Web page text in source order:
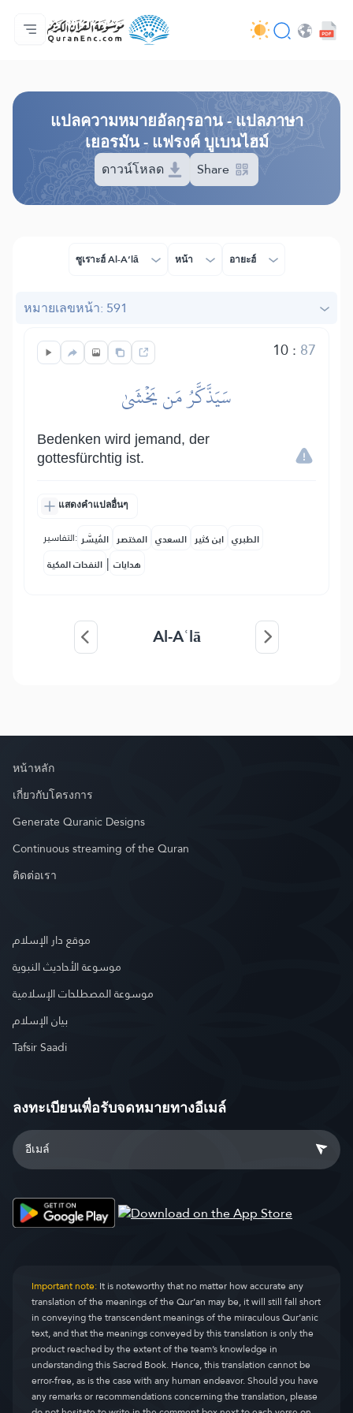
หน้าหลัก
สารบัญ​คำแปล
Audio
บริการสำหรับนักพัฒนา - API
เกี่ยวกับโครงการ
ติดต่อเรา
ภาษา
แปล​ความหมาย​อัลกุรอาน​ - แปลภาษา
เยอรมัน - แฟรงค์ บูเบนไฮม์
ดาวน์โหลด Share
ซูเราะฮ์ Al-A‘lā หน้า อายะฮ์
หมายเลขหน้า: 591
10: 87
سَيَذَّكَّرُ مَن يَخۡشَىٰ
Bedenken wird jemand, der
gottesfürchtig ist.
แสดงคำแปลอื่นๆ
التفاسير: المُيسَّر المختصر السعدي ابن كثير الطبري
النفحات المكية | هدايات
Al-Aʿlā
หน้าหลัก
เกี่ยวกับโครงการ
Generate Quranic Designs
Continuous streaming of the Quran
ติดต่อเรา
موقع دار الإسلام
موسوعة الأحاديث النبوية
موسوعة المصطلحات الإسلامية
بيان الإسلام
Tafsir Saadi
ลงทะเบียนเพื่อรับจดหมายทางอีเมล์
Important note:It is noteworthy that no matter how accurate any
translation of the meanings of the Qur’an may be, it will still fall short
in conveying the transcendent meanings of the miraculous Qur’anic
text, and that the meanings conveyed by this translation is only the
product reached by the extent of the team’s knowledge in
understanding this Sacred Book. Hence, this translation cannot be
error-free, as is the case with any human endeavor. Should you have
any remarks or recommendations concerning the translation, please